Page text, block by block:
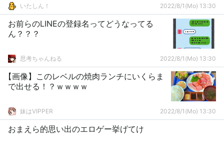
いたしん！ 2022/8/1(Mo) 13:30
お前らのLINEの登録名ってどうなってる
ん？？？
思考ちゃんねる 2022/8/1(Mo) 13:30
【画像】このレベルの焼肉ランチにいくらま
で出せる！？ｗｗｗｗ
妹はVIPPER 2022/8/1(Mo) 13:30
おまえら的思い出のエロゲー挙げてけ